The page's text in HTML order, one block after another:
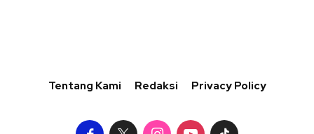
Tentang Kami Redaksi Privacy Policy